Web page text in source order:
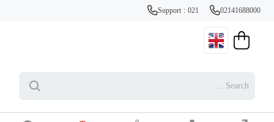
Support : 021 02141688000